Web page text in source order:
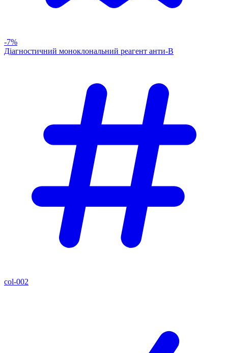
-7%
Діагностичний моноклональний реагент анти-В
col-002